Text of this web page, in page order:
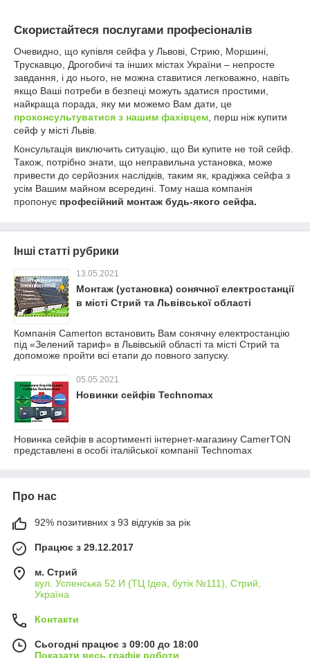
Скористайтеся послугами професіоналів
Очевидно, що купівля сейфа у Львові, Стрию, Моршині,
Трускавцю, Дрогобичі та інших містах України – непросте
завдання, і до нього, не можна ставитися легковажно, навіть
якщо Ваші потреби в безпеці можуть здатися простими,
найкраща порада, яку ми можемо Вам дати, це
проконсультуватися з нашим фахівцем , перш ніж купити
сейф у місті Львів.
Консультація виключить ситуацію, що Ви купите не той сейф.
Також, потрібно знати, що неправильна установка, може
привести до серйозних наслідків, таким як, крадіжка сейфа з
усім Вашим майном всередині. Тому наша компанія
пропонує професійний монтаж будь-якого сейфа.
Інші статті рубрики
13.05.2021
Монтаж (установка) сонячної електростанції
в місті Стрий та Львівської області
Компанія Camerton встановить Вам сонячну електростанцію
під «Зелений тариф» в Львівській області та місті Стрий та
допоможе пройти всі етапи до повного запуску.
05.05.2021
Новинки сейфів Technomax
Новинка сейфів в асортименті інтернет-магазину CamerTON
представлені в особі італійської компанії Technomax
Про нас
92% позитивних з 93 відгуків за рік
Працює з 29.12.2017
м. Стрий
вул. Успенська 52 И (ТЦ Ідеа, бутік №111), Стрий,
Україна
Контакти
Сьогодні працює з 09:00 до 18:00
Показати весь графік роботи